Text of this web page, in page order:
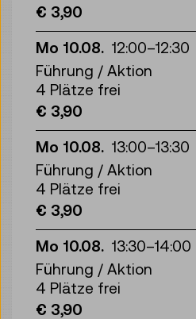
€ 3,90
Mo 10.08. 12:00–12:30
Führung / Aktion
4 Plätze frei
€ 3,90
Mo 10.08. 13:00–13:30
Führung / Aktion
4 Plätze frei
€ 3,90
Mo 10.08. 13:30–14:00
Führung / Aktion
4 Plätze frei
€ 3,90